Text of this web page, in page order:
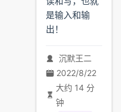
是输入和输
出！
沉默王二
2022/8/22
大约 14 分
钟